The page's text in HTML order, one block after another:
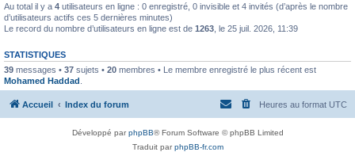
Au total il y a 4 utilisateurs en ligne : 0 enregistré, 0 invisible et 4 invités (d’après le nombre
d’utilisateurs actifs ces 5 dernières minutes)
Le record du nombre d’utilisateurs en ligne est de 1263 , le 25 juil. 2026, 11:39
STATISTIQUES
39 messages • 37 sujets • 20 membres • Le membre enregistré le plus récent est
Mohamed Haddad
Accueil Index du forum Heures au format UTC
Développé parphpBB® Forum Software © phpBB Limited
Traduit parphpBB-fr.com